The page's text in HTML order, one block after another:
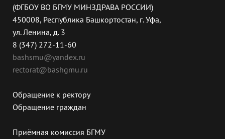
(ФГБОУ ВО БГМУ МИНЗДРАВА РОССИИ)
450008, Республика Башкортостан, г. Уфа,
ул. Ленина, д. 3
8 (347) 272-11-60
bashsmu@yandex.ru
rectorat@bashgmu.ru
Обращение к ректору
Обращение граждан
Приёмная комиссия БГМУ